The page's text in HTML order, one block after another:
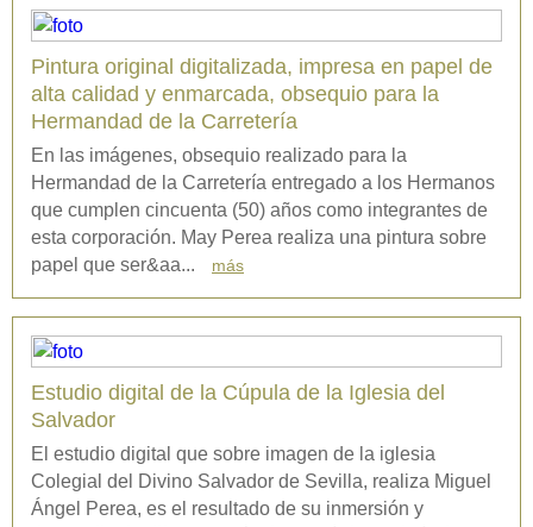
Pintura original digitalizada, impresa en papel de
alta calidad y enmarcada, obsequio para la
Hermandad de la Carretería
En las imágenes, obsequio realizado para la
Hermandad de la Carretería entregado a los Hermanos
que cumplen cincuenta (50) años como integrantes de
esta corporación. May Perea realiza una pintura sobre
papel que ser&aa...
más
Estudio digital de la Cúpula de la Iglesia del
Salvador
El estudio digital que sobre imagen de la iglesia
Colegial del Divino Salvador de Sevilla, realiza Miguel
Ángel Perea, es el resultado de su inmersión y